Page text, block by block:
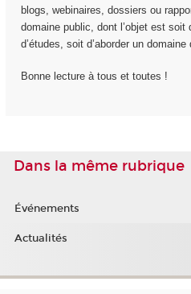
blogs, webinaires, dossiers ou
domaine public, dont l’objet est soit
d’études, soit d’aborder un
Bonne lecture à tous et toutes !
Dans la même rubrique
Événements
Actualités